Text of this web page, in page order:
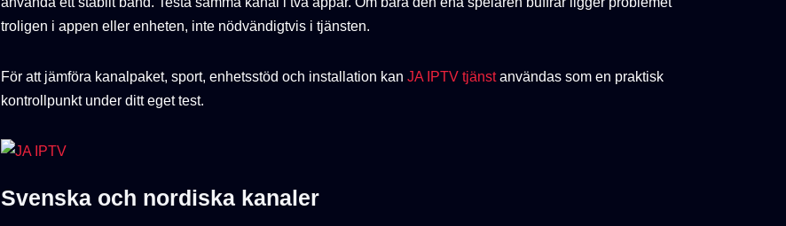
troligen i appen eller enheten, inte nödvändigtvis i tjänsten.
För att jämföra kanalpaket, sport, enhetsstöd och installation kan JA IPTV tjänstanvändas som en praktisk
kontrollpunkt under ditt eget test.
Svenska och nordiska kanaler